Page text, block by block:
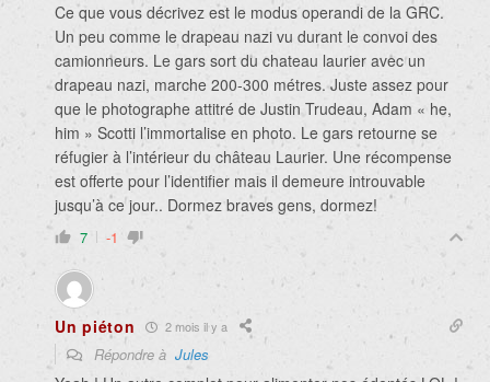
Ce que vous décrivez est le modus operandi de la GRC.
Un peu comme le drapeau nazi vu durant le convoi des
camionneurs. Le gars sort du chateau laurier avec un
drapeau nazi, marche 200-300 métres. Juste assez pour
que le photographe attitré de Justin Trudeau, Adam « he,
him » Scotti l’immortalise en photo. Le gars retourne se
réfugier à l’intérieur du château Laurier. Une récompense
est offerte pour l’identifier mais il demeure introuvable
jusqu’à ce jour.. Dormez braves gens, dormez!
7 -1
Un piéton 2 mois il y a
Répondre à Jules